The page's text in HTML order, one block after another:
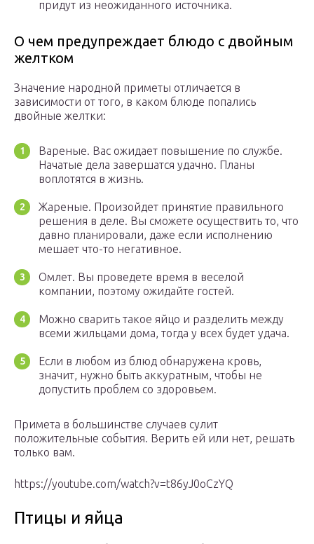
придут из неожиданного источника.
О чем предупреждает блюдо с двойным
желтком
Значение народной приметы отличается в
зависимости от того, в каком блюде попались
двойные желтки:
Вареные. Вас ожидает повышение по службе.
Начатые дела завершатся удачно. Планы
воплотятся в жизнь.
Жареные. Произойдет принятие правильного
решения в деле. Вы сможете осуществить то, что
давно планировали, даже если исполнению
мешает что-то негативное.
Омлет. Вы проведете время в веселой
компании, поэтому ожидайте гостей.
Можно сварить такое яйцо и разделить между
всеми жильцами дома, тогда у всех будет удача.
Если в любом из блюд обнаружена кровь,
значит, нужно быть аккуратным, чтобы не
допустить проблем со здоровьем.
Примета в большинстве случаев сулит
положительные события. Верить ей или нет, решать
только вам.
https://youtube.com/watch?v=t86yJ0oCzYQ
Птицы и яйца